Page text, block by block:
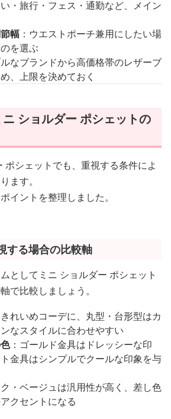
い・旅行・フェス・通勤など、メイン
幅 ：ウエストポーチ兼用にしたい場
を選ぶ
ルなブランドから高価格帯のレザーブ
、上限を決めておく
ショルダー ポシェットの
ポシェットでも、重視する条件によ
ます。
イントを整理しました。
する場合の比較軸
としてミニ ショルダー ポシェット
で比較しましょう。
れいめコーデに、丸型・台形型はカ
なスタイルに合わせやすい
：ゴールド金具はドレッシーな印
金具はシンプルでクールな印象を与
ク・ベージュは汎用性が高く、差し色
クセントになる